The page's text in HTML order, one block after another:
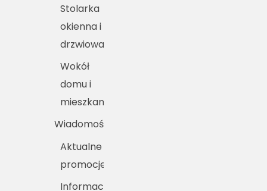
Stolarka
okienna i
drzwiowa
Wokół
domu i
mieszkania
Wiadomości
Aktualne
promocje
Informacje